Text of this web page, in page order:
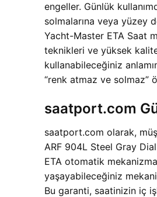
engeller. Günlük
solmalarına veya yüzey
Yacht-Master ETA Saat
teknikleri ve yüksek
kullanabileceğiniz
“renk atmaz ve solmaz”
saatport.com
saatport.com olarak,
ARF 904L Steel Gray
ETA otomatik
yaşayabileceğiniz
Bu garanti, saatinizin iç